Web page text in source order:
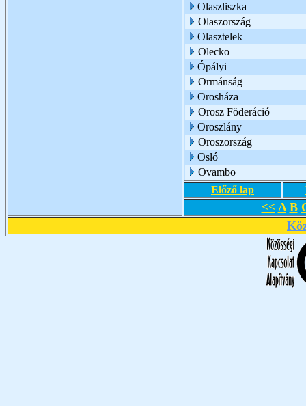
Olaszliszka
Olaszország
Olasztelek
Olecko
Ópályi
Ormánság
Orosháza
Orosz Föderáció
Oroszlány
Oroszország
Osló
Ovambo
Előző lap
<< A B